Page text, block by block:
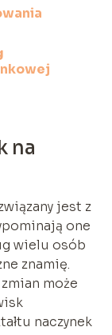
na
jest z
one
wielu osób
znamię.
może
naczynek